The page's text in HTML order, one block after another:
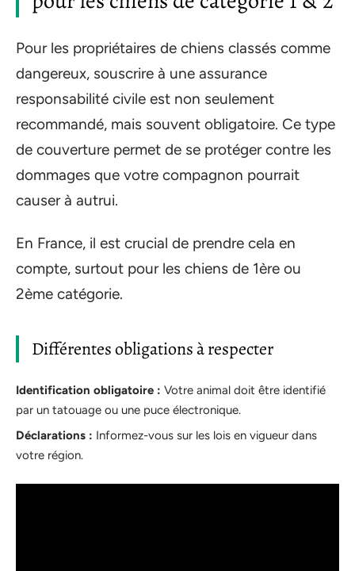
Pour les propriétaires de chiens classés comme
dangereux, souscrire à une assurance
responsabilité civile est non seulement
recommandé, mais souvent obligatoire. Ce type
de couverture permet de se protéger contre les
dommages que votre compagnon pourrait
causer à autrui.
En France, il est crucial de prendre cela en
compte, surtout pour les chiens de 1ère ou
2ème catégorie.
Différentes obligations à respecter
Identification obligatoire : Votre animal doit être identifié
par un tatouage ou une puce électronique.
Déclarations : Informez-vous sur les lois en vigueur dans
votre région.